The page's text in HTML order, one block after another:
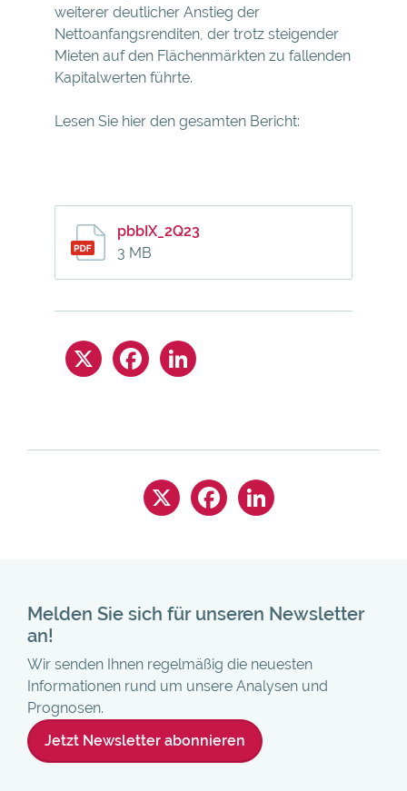
weiterer deutlicher Anstieg der
Nettoanfangsrenditen, der trotz steigender
Mieten auf den Flächenmärkten zu fallenden
Kapitalwerten führte.
Lesen Sie hier den gesamten Bericht:
pbbIX_2Q23
3 MB
Melden Sie sich für unseren Newsletter
an!
Wir senden Ihnen regelmäßig die neuesten
Informationen rund um unsere Analysen und
Prognosen.
Jetzt Newsletter abonnieren